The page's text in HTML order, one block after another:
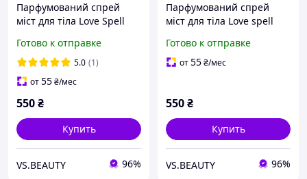
Парфумований спрей
міст для тіла Love Spell
оригінал
Готово к отправке
5.0 (1)
от55₴/мес
550₴
Купить
VS.BEAUTY 96%
Парфумований спрей
міст для тіла Love spell
Готово к отправке
от55₴/мес
550₴
Купить
VS.BEAUTY 96%